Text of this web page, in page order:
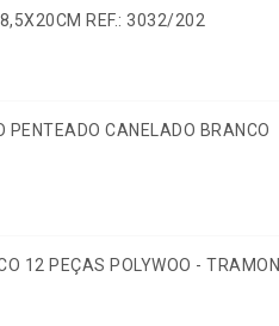
REF.: 3032/202
PENTEADO CANELADO BRANCO
12 PEÇAS POLYWOO - TRAMON